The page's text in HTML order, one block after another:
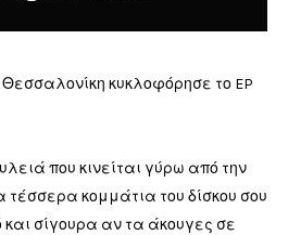
κυκλοφόρησε το EP
που κινείται γύρω από την
τέσσερα κομμάτια του δίσκου σου
και σίγουρα αν τα άκουγες σε